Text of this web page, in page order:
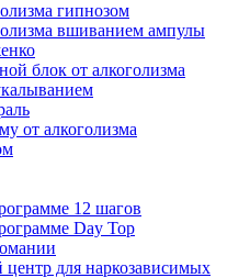
гипнозом
вшиванием ампулы
блок от алкоголизма
от алкоголизма
12 шагов
Day Top
для наркозависимых